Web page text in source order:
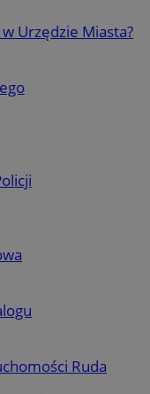
w Urzędzie Miasta?
Ruda